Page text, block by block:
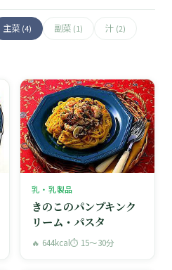
主菜 (4) 副菜 (1) 汁 (2)
乳・乳製品
きのこのパンプキンク
リーム・パスタ
🔥 644kcal⏱ 15〜30分